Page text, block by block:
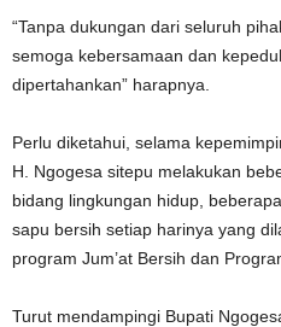
“Tanpa dukungan dari seluruh
semoga kebersamaan dan
dipertahankan” harapnya.
Perlu diketahui, selama
H. Ngogesa sitepu melakukan
bidang lingkungan hidup,
sapu bersih setiap harinya yang
program Jum’at Bersih dan
Turut mendampingi Bupati